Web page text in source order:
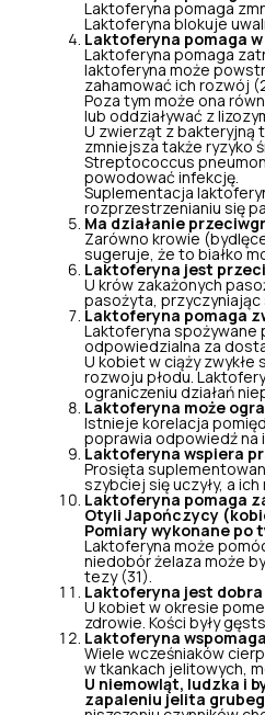
Laktoferyna pomaga
Laktoferyna blokuje
Laktoferyna pomaga
Laktoferyna pomaga
laktoferyna może
zahamować ich rozwój
Poza tym może ona
lub oddziaływać z
U zwierząt z bakteryjną
zmniejsza także ryzyko
Streptococcus
powodować infekcję.
Suplementacja
rozprzestrzenianiu się
Ma działanie
Zarówno krowie
sugeruje, że to białko
Laktoferyna jest
U krów zakażonych
pasożyta, przyczyniając
Laktoferyna pomaga
Laktoferyna
odpowiedzialna za
U kobiet w ciąży
rozwoju płodu.
ograniczeniu działań
Laktoferyna może
Istnieje korelacja
poprawia odpowiedź na
Laktoferyna wspiera
Prosięta
szybciej się uczyły, a
Laktoferyna pomaga
Otyli Japończycy
Pomiary wykonane po
Laktoferyna może
niedobór żelaza może
tezy (31).
Laktoferyna jest dobra
U kobiet w okresie
zdrowie.
Kości były
Laktoferyna
Wiele wcześniaków
w tkankach jelitowych,
U niemowląt, ludzka i
zapaleniu jelita